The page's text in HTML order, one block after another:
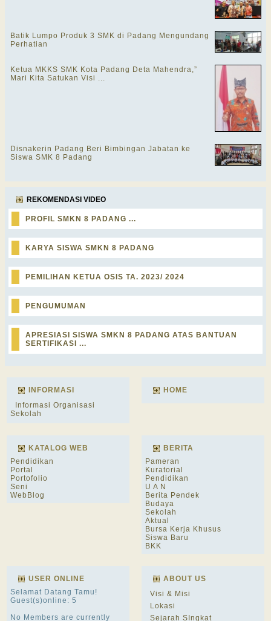
Batik Lumpo Produk 3 SMK di Padang Mengundang
Perhatian
Ketua MKKS SMK Kota Padang Deta Mahendra,”
Mari Kita Satukan Visi ...
Disnakerin Padang Beri Bimbingan Jabatan ke
Siswa SMK 8 Padang
REKOMENDASI VIDEO
PROFIL SMKN 8 PADANG ...
KARYA SISWA SMKN 8 PADANG
PEMILIHAN KETUA OSIS TA. 2023/ 2024
PENGUMUMAN
APRESIASI SISWA SMKN 8 PADANG ATAS BANTUAN
SERTIFIKASI ...
INFORMASI
Informasi Organisasi
Sekolah
HOME
KATALOG WEB
Pendidikan
Portal
Portofolio
Seni
WebBlog
BERITA
Pameran
Kuratorial
Pendidikan
U A N
Berita Pendek
Budaya
Sekolah
Aktual
Bursa Kerja Khusus
Siswa Baru
BKK
USER ONLINE
Selamat Datang Tamu!
Guest(s)online: 5
No Members are currently
ABOUT US
Visi & Misi
Lokasi
Sejarah SIngkat